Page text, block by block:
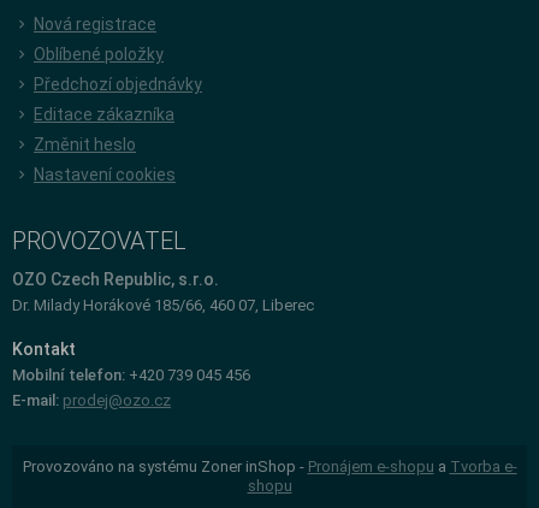
Nová registrace
Oblíbené položky
Předchozí objednávky
Editace zákazníka
Změnit heslo
Nastavení cookies
PROVOZOVATEL
OZO Czech Republic, s.r.o.
Dr. Milady Horákové 185/66, 460 07, Liberec
Kontakt
Mobilní telefon: +420 739 045 456
E-mail: prodej@ozo.cz
Provozováno na systému Zoner inShop - Pronájem e-shopu a Tvorba e-
shopu